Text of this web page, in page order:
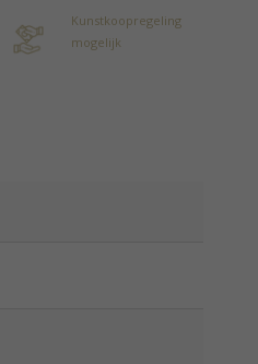
Kunstkoopregeling
mogelijk